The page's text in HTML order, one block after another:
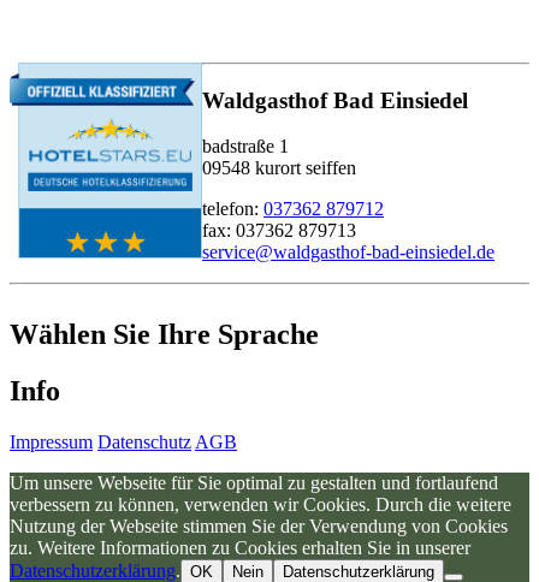
Waldgasthof Bad Einsiedel
badstraße 1
09548 kurort seiffen
telefon: 037362 879712
fax: 037362 879713
service@waldgasthof-bad-einsiedel.de
Wählen Sie Ihre Sprache
Info
Impressum Datenschutz AGB
Um unsere Webseite für Sie optimal zu gestalten und fortlaufend
verbessern zu können, verwenden wir Cookies. Durch die weitere
Nutzung der Webseite stimmen Sie der Verwendung von Cookies
zu. Weitere Informationen zu Cookies erhalten Sie in unserer
Datenschutzerklärung. OK Nein Datenschutzerklärung